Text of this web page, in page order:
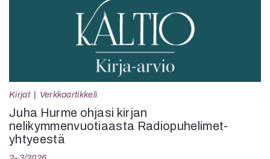
Kirjat Verkkoartikkeli
Juha Hurme ohjasi kirjan
nelikymmenvuotiaasta Radiopuhelimet-
yhtyeestä